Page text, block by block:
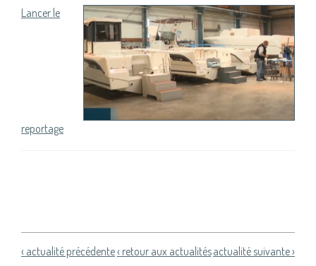
Lancer le
reportage
actualité suivante ›
‹ actualité précédente‹ retour aux actualités